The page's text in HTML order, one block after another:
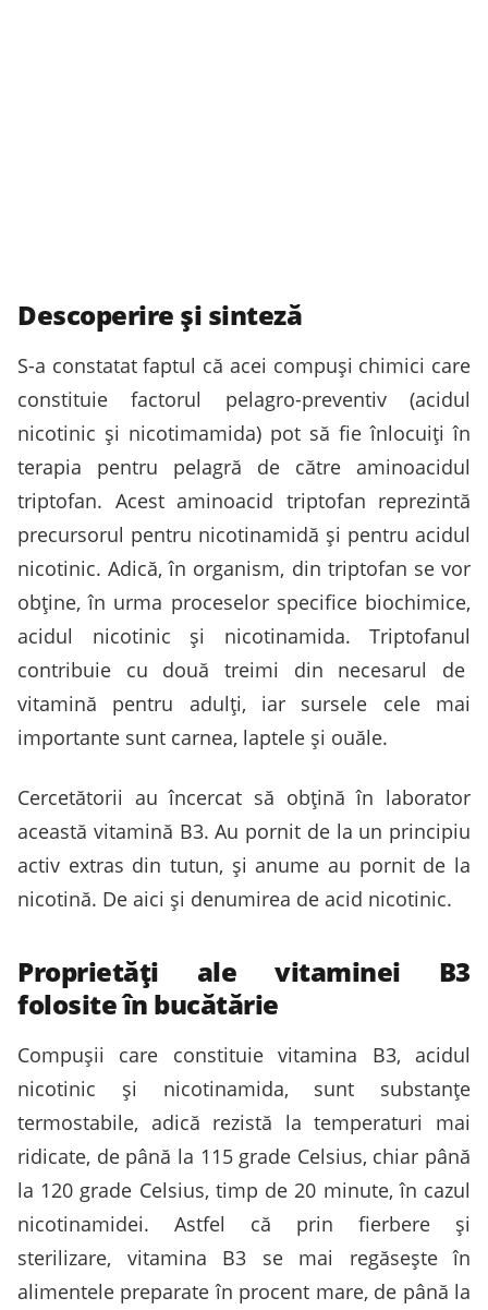
Descoperire și sinteză
S-a constatat faptul că acei compuși chimici care
constituie factorul pelagro-preventiv (acidul
nicotinic și nicotimamida) pot să fie înlocuiți în
terapia pentru pelagră de către aminoacidul
triptofan. Acest aminoacid triptofan reprezintă
precursorul pentru nicotinamidă și pentru acidul
nicotinic. Adică, în organism, din triptofan se vor
obține, în urma proceselor specifice biochimice,
acidul nicotinic și nicotinamida. Triptofanul
contribuie cu două treimi din necesarul de
vitamină pentru adulți, iar sursele cele mai
importante sunt carnea, laptele și ouăle.
Cercetătorii au încercat să obțină în laborator
această vitamină B3. Au pornit de la un principiu
activ extras din tutun, și anume au pornit de la
nicotină. De aici și denumirea de acid nicotinic.
Proprietăți ale vitaminei B3
folosite în bucătărie
Compușii care constituie vitamina B3, acidul
nicotinic și nicotinamida, sunt substanțe
termostabile, adică rezistă la temperaturi mai
ridicate, de până la 115 grade Celsius, chiar până
la 120 grade Celsius, timp de 20 minute, în cazul
nicotinamidei. Astfel că prin fierbere și
sterilizare, vitamina B3 se mai regăsește în
alimentele preparate în procent mare, de până la